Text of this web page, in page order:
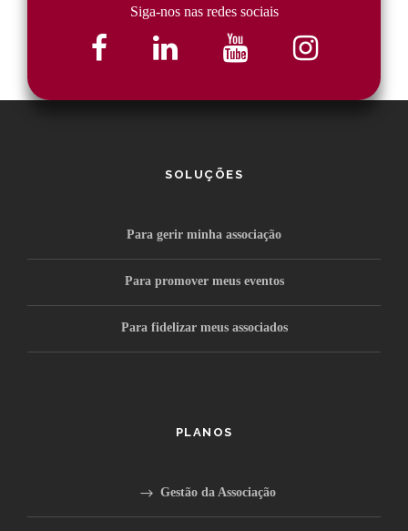
Siga-nos nas redes sociais
SOLUÇÕES
Para gerir minha associação
Para promover meus eventos
Para fidelizar meus associados
PLANOS
Gestão da Associação